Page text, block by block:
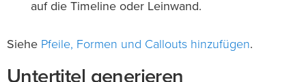
auf die Timeline oder Leinwand.
Siehe Pfeile, Formen und Callouts hinzufügen.
Untertitel generieren